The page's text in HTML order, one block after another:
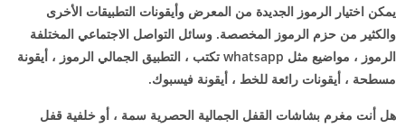
يمكن اختيار الرموز الجديدة من المعرض وأيقونات التطبيقات الأخرى
والكثير من حزم الرموز المخصصة. وسائل التواصل الاجتماعي المختلفة
الرموز ، مواضيع مثل whatsapp تكتب ، التطبيق الجمالي الرموز ، أيقونة
مسطحة ، أيقونات رائعة للخط ، أيقونة فيسبوك.
هل أنت مغرم بشاشات القفل الجمالية الحصرية سمة ، أو خلفية قفل